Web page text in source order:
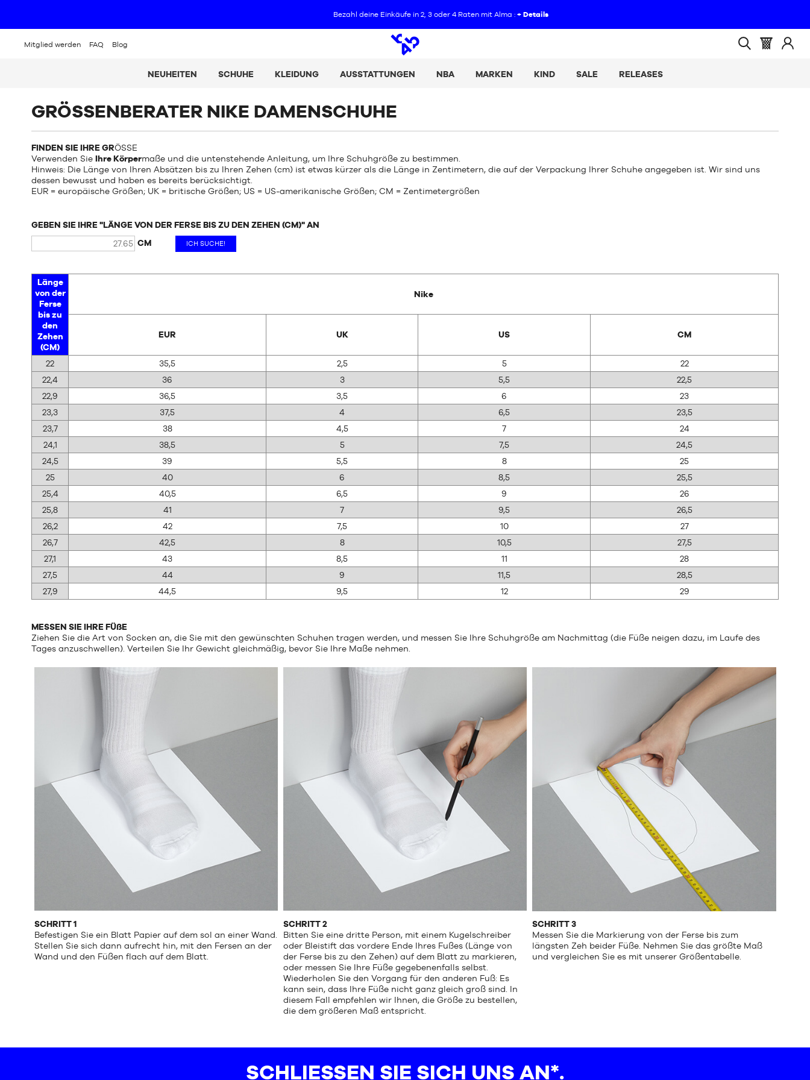
Bezahl deine Einkäufe in 2, 3 oder 4 Raten mit Alma : + Details
Mitglied werden FAQ Blog
NEUHEITEN SCHUHE KLEIDUNG AUSSTATTUNGEN NBA MARKEN KIND SALE RELEASES
GRÖSSENBERATER NIKE DAMENSCHUHE
FINDEN SIE IHRE GRÖSSE
Verwenden Sie Ihre Körpermaße und die untenstehende Anleitung, um Ihre Schuhgröße zu bestimmen.
Hinweis: Die Länge von Ihren Absätzen bis zu Ihren Zehen (cm) ist etwas kürzer als die Länge in Zentimetern, die auf der Verpackung Ihrer Schuhe angegeben ist. Wir sind uns
dessen bewusst und haben es bereits berücksichtigt.
EUR = europäische Größen; UK = britische Größen; US = US-amerikanische Größen; CM = Zentimetergrößen
GEBEN SIE IHRE "LÄNGE VON DER FERSE BIS ZU DEN ZEHEN (CM)" AN
CM
ICH SUCHE!
Länge
von der
Ferse
bis zu
den
Zehen
(CM)
Nike
EUR UK US CM
22 35,5 2,5 5
22
22,4
36 3 5,5
22,5
22,9
36,5 3,5 6
23
23,3
37,5 4 6,5
23,5
23,7
38 4,5 7
24
24,1
38,5 5 7,5
24,5
24,5
39 5,5 8
25
25
40 6 8,5
25,5
25,4
40,5 6,5 9
26
25,8
41 7 9,5
26,5
26,2
42 7,5 10
27
26,7
42,5 8 10,5
27,5
27,1
43 8,5 11
28
27,5
44 9 11,5
28,5
27,9
44,5 9,5 12 29
MESSEN SIE IHRE FÜßE
Ziehen Sie die Art von Socken an, die Sie mit den gewünschten Schuhen tragen werden, und messen Sie Ihre Schuhgröße am Nachmittag (die Füße neigen dazu, im Laufe des
Tages anzuschwellen). Verteilen Sie Ihr Gewicht gleichmäßig, bevor Sie Ihre Maße nehmen.
SCHRITT 1
Befestigen Sie ein Blatt Papier auf dem sol an einer Wand.
Stellen Sie sich dann aufrecht hin, mit den Fersen an der
Wand und den Füßen flach auf dem Blatt.
SCHRITT 2
Bitten Sie eine dritte Person, mit einem Kugelschreiber
oder Bleistift das vordere Ende Ihres Fußes (Länge von
der Ferse bis zu den Zehen) auf dem Blatt zu markieren,
oder messen Sie Ihre Füße gegebenenfalls selbst.
Wiederholen Sie den Vorgang für den anderen Fuß: Es
kann sein, dass Ihre Füße nicht ganz gleich groß sind. In
diesem Fall empfehlen wir Ihnen, die Größe zu bestellen,
die dem größeren Maß entspricht.
SCHRITT 3
Messen Sie die Markierung von der Ferse bis zum
längsten Zeh beider Füße. Nehmen Sie das größte Maß
und vergleichen Sie es mit unserer Größentabelle.
SCHLIESSEN SIE SICH UNS AN*.